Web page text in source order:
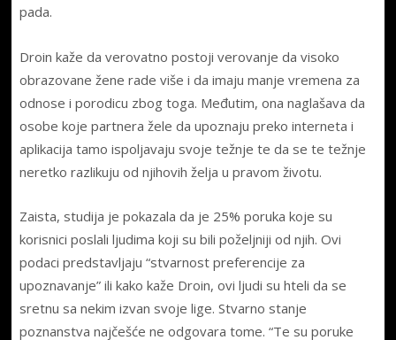
pada.
Droin kaže da verovatno postoji verovanje da visoko
obrazovane žene rade više i da imaju manje vremena za
odnose i porodicu zbog toga. Međutim, ona naglašava da
osobe koje partnera žele da upoznaju preko interneta i
aplikacija tamo ispoljavaju svoje težnje te da se te težnje
neretko razlikuju od njihovih želja u pravom životu.
Zaista, studija je pokazala da je 25% poruka koje su
korisnici poslali ljudima koji su bili poželjniji od njih. Ovi
podaci predstavljaju “stvarnost preferencije za
upoznavanje” ili kako kaže Droin, ovi ljudi su hteli da se
sretnu sa nekim izvan svoje lige. Stvarno stanje
poznanstva najčešće ne odgovara tome. “Te su poruke